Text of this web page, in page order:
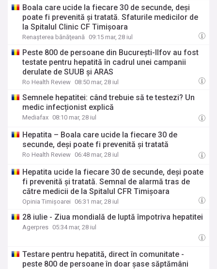
Boala care ucide la fiecare 30 de secunde, deși
poate fi prevenită și tratată. Sfaturile medicilor de
la Spitalul Clinic CF Timișoara
Renaşterea bănăţeană 09:15 mar, 28 iul
Peste 800 de persoane din București-Ilfov au fost
testate pentru hepatită în cadrul unei campanii
derulate de SUUB și ARAS
Ro Health Review 08:50 mar, 28 iul
Semnele hepatitei: când trebuie să te testezi? Un
medic infecționist explică
Mediafax 08:10 mar, 28 iul
Hepatita – Boala care ucide la fiecare 30 de
secunde, deși poate fi prevenită și tratată
Ro Health Review 06:48 mar, 28 iul
Hepatita ucide la fiecare 30 de secunde, deși poate
fi prevenită și tratată. Semnal de alarmă tras de
către medicii de la Spitalul CFR Timișoara
Opinia Timișoarei 06:31 mar, 28 iul
28 iulie - Ziua mondială de luptă împotriva hepatitei
Agerpres 05:34 mar, 28 iul
Testare pentru hepatită, direct în comunitate -
peste 800 de persoane în doar șase săptămâni